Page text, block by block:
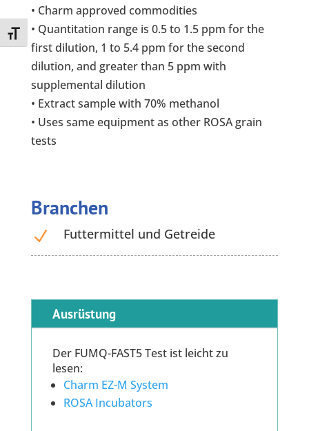
Toggle Font size
• Charm approved commodities
• Quantitation range is 0.5 to 1.5 ppm for the
first dilution, 1 to 5.4 ppm for the second
dilution, and greater than 5 ppm with
supplemental dilution
• Extract sample with 70% methanol
• Uses same equipment as other ROSA grain
tests
Branchen
N Futtermittel und Getreide
Ausrüstung
Der FUMQ-FAST5 Test ist leicht zu
lesen:
Charm EZ-M System
ROSA Incubators